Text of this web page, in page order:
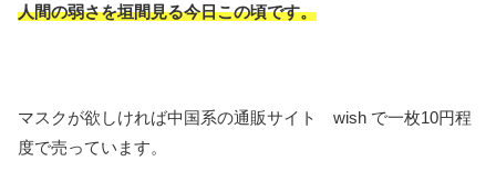
人間の弱さを垣間見る今日この頃です。
マスクが欲しければ中国系の通販サイト wish で一枚10円程
度で売っています。